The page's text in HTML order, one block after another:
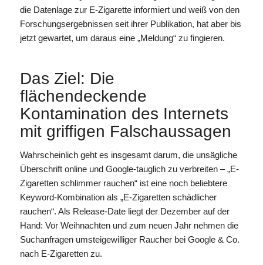
die Datenlage zur E-Zigarette informiert und weiß von den
Forschungsergebnissen seit ihrer Publikation, hat aber bis
jetzt gewartet, um daraus eine „Meldung“ zu fingieren.
Das Ziel: Die
flächendeckende
Kontamination des Internets
mit griffigen Falschaussagen
Wahrscheinlich geht es insgesamt darum, die unsägliche
Überschrift online und Google-tauglich zu verbreiten – „E-
Zigaretten schlimmer rauchen“ ist eine noch beliebtere
Keyword-Kombination als „E-Zigaretten schädlicher
rauchen“. Als Release-Date liegt der Dezember auf der
Hand: Vor Weihnachten und zum neuen Jahr nehmen die
Suchanfragen umsteigewilliger Raucher bei Google & Co.
nach E-Zigaretten zu.